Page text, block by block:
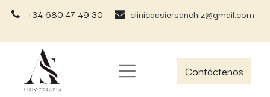
+34 680 47 49 30 clinicaasiersanchiz@gmail.com
Contáctenos